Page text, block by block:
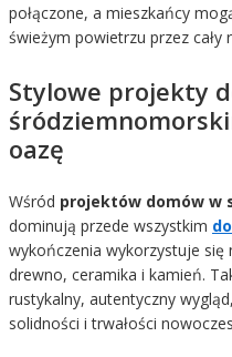
połączone, a mieszkańcy
świeżym powietrzu przez cały
Stylowe projekty
oazę
Wśród projektów domów w
dominują przede wszystkim
wykończenia wykorzystuje się
drewno, ceramika i kamień.
rustykalny, autentyczny
solidności i trwałości